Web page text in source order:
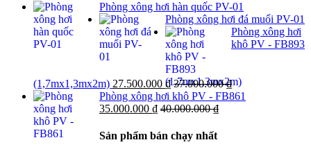
Phòng xông hơi hàn quốc PV-01
Phòng xông hơi đá muối PV-01
Phòng xông hơi
khô PV - FB893
(1,7mx1,3mx2m) 27.500.000 ₫ 37.000.000₫
Phòng xông hơi khô PV - FB861
35.000.000 ₫ 40.000.000₫
Sản phẩm bán chạy nhất